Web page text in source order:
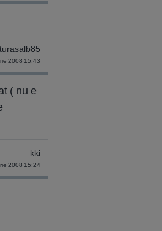
2008 15:43
( nu e
kki
2008 15:24